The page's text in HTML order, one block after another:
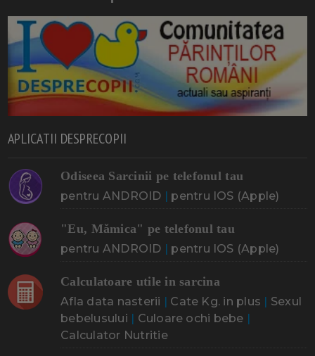
APLICATII DESPRECOPII
Odiseea Sarcinii pe telefonul tau
pentru ANDROID | pentru IOS (Apple)
"Eu, Mămica" pe telefonul tau
pentru ANDROID | pentru IOS (Apple)
Calculatoare utile in sarcina
Afla data nasterii | Cate Kg. in plus | Sexul
bebelusului | Culoare ochi bebe |
Calculator Nutritie